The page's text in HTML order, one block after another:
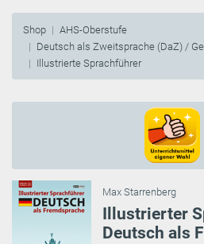
Shop
AHS-Oberstufe
Deutsch als Zweitsprache (DaZ) /
Illustrierte Sprachführer
Max Starrenberg
Illustrierter
Deutsch als